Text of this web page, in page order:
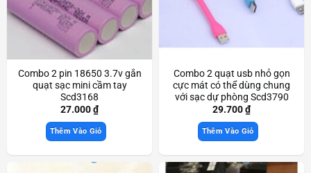
Combo 2 pin 18650 3.7v gắn
quạt sạc mini cầm tay
Scd3168
27.000₫
Thêm Vào Giỏ
Combo 2 quạt usb nhỏ gọn
cực mát có thể dùng chung
với sạc dự phòng Scd3790
29.700₫
Thêm Vào Giỏ